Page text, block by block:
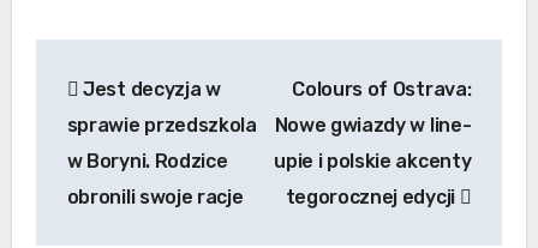
wpisu
Jest decyzja w
sprawie przedszkola
w Boryni. Rodzice
obronili swoje racje
Colours of Ostrava:
Nowe gwiazdy w line-
upie i polskie akcenty
tegorocznej edycji